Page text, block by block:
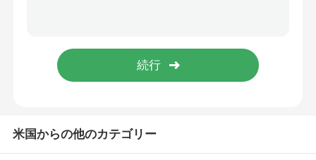
シリコーン ゴムのブレスレット
米国からの他のカテゴリー